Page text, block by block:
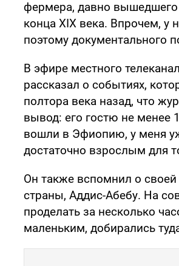
фермера, давно
конца XIX века. Впрочем, у
поэтому документального
В эфире местного
рассказал о событиях,
полтора века назад, что
вывод: его гостю не менее
вошли в Эфиопию, у меня
достаточно взрослым для
Он также вспомнил о
страны, Аддис-Абебу. На
проделать за несколько
маленьким, добирались